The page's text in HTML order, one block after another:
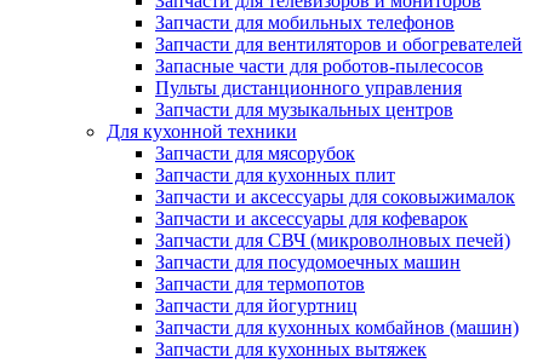
Запчасти для мобильных телефонов
Запчасти для вентиляторов и обогревателей
Запасные части для роботов-пылесосов
Пульты дистанционного управления
Запчасти для музыкальных центров
Для кухонной техники
Запчасти для мясорубок
Запчасти для кухонных плит
Запчасти и аксессуары для соковыжималок
Запчасти и аксессуары для кофеварок
Запчасти для СВЧ (микроволновых печей)
Запчасти для посудомоечных машин
Запчасти для термопотов
Запчасти для йогуртниц
Запчасти для кухонных комбайнов (машин)
Запчасти для кухонных вытяжек